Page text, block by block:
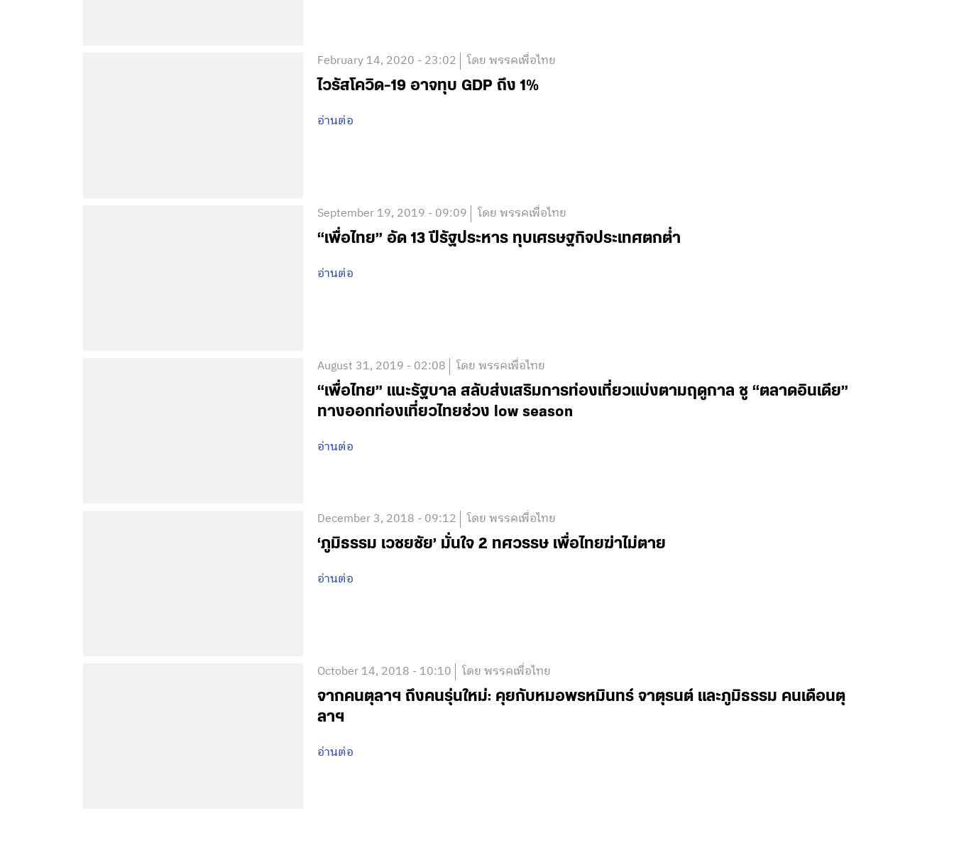
February 14, 2020 - 23:02 โดย พรรคเพื่อไทย
ไวรัสโควิด-19 อาจทุบ GDP ถึง 1%
อ่านต่อ
September 19, 2019 - 09:09 โดย พรรคเพื่อไทย
“เพื่อไทย” อัด 13 ปีรัฐประหาร ทุบเศรษฐกิจประเทศตกต่ำ
อ่านต่อ
August 31, 2019 - 02:08 โดย พรรคเพื่อไทย
“เพื่อไทย” แนะรัฐบาล สลับส่งเสริมการท่องเที่ยวแบ่งตามฤดูกาล ชู “ตลาดอินเดีย”
ทางออกท่องเที่ยวไทยช่วง low season
อ่านต่อ
December 3, 2018 - 09:12 โดย พรรคเพื่อไทย
‘ภูมิธรรม เวชยชัย’ มั่นใจ 2 ทศวรรษ เพื่อไทยฆ่าไม่ตาย
อ่านต่อ
October 14, 2018 - 10:10 โดย พรรคเพื่อไทย
จากคนตุลาฯ ถึงคนรุ่นใหม่: คุยกับหมอพรหมินทร์ จาตุรนต์ และภูมิธรรม คนเดือนตุ
ลาฯ
อ่านต่อ